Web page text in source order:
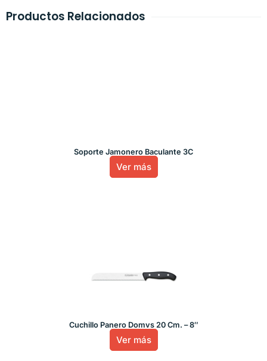
Productos Relacionados
Soporte Jamonero Baculante 3C
Ver más
Cuchillo Panero Domvs 20 Cm. – 8″
Ver más